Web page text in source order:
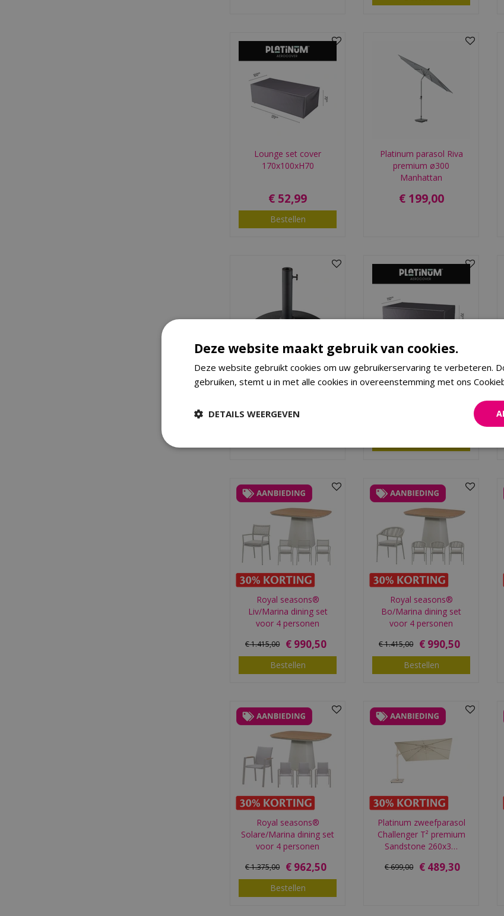
Lounge set cover
170x100xH70
€ 52,99
Bestellen
Platinum parasol Riva
premium ø300
Manhattan
€ 199,00
Royal Seasons® Tirana
parasolvoet 35kg zwart
€59,99
Table cover
300x110xH70 Anthracite
Royal seasons®
Liv/Marina dining set
voor 4 personen
€1.415,00 € 990,50
Bestellen
Royal seasons®
Bo/Marina dining set
voor 4 personen
€1.415,00 € 990,50
Bestellen
Royal seasons®
Solare/Marina dining set
voor 4 personen
€1.375,00 € 962,50
Bestellen
Platinum zweefparasol
Challenger T² premium
Sandstone 260x3…
€699,00 € 489,30
Deze website maakt gebruik van cookies.
Deze website gebruikt cookies om uw gebruikerservaring te verbeteren.
gebruiken, stemt u in met alle cookies in overeenstemming met ons
DETAILS WEERGEVEN